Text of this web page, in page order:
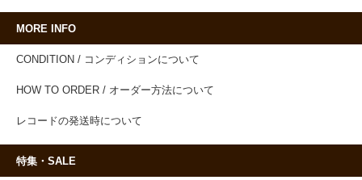
MORE INFO
CONDITION / コンディションについて
HOW TO ORDER / オーダー方法について
レコードの発送時について
特集・SALE